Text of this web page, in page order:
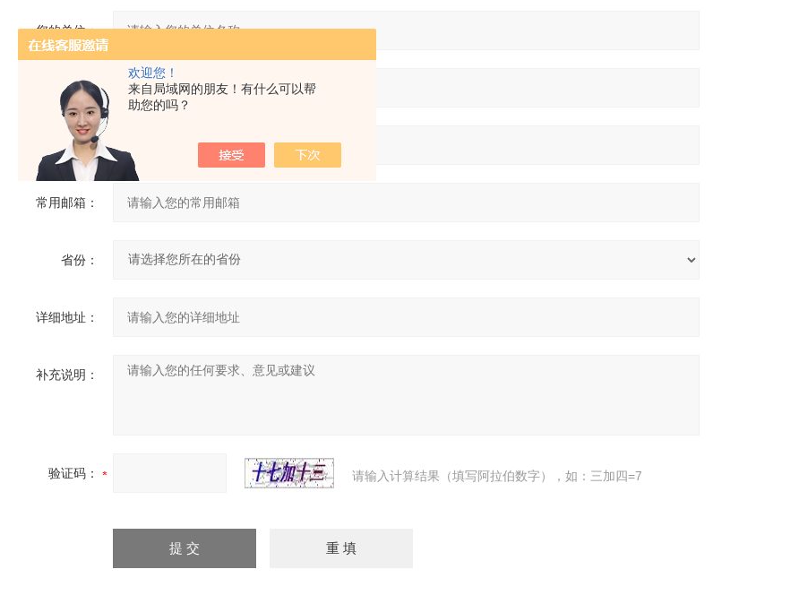
欢迎您！
来自局域网的朋友！有什么可以帮
助您的吗？
您的单位：
您的姓名：
联系电话：
常用邮箱：
省份：
详细地址：
补充说明：
验证码： 请输入计算结果（填写阿拉伯数字），如：三加四=7